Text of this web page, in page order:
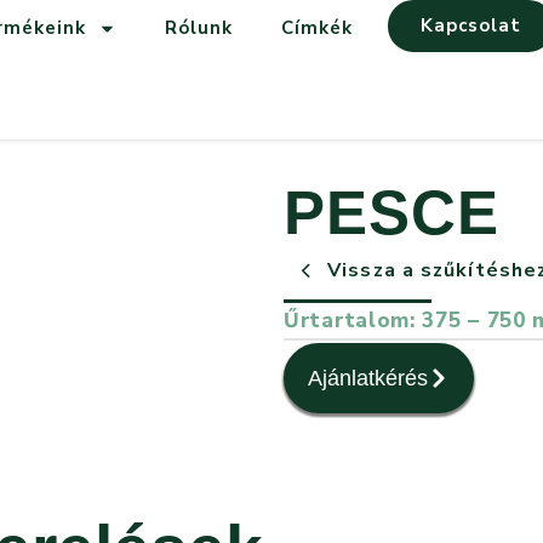
Rólunk Címkék Kapcsolat
PESCE
Vissza a
Űrtartalom: 375 – 750
Ajánlatkérés